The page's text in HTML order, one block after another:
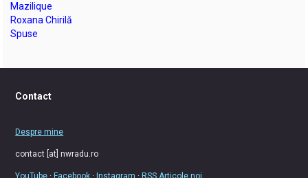
Mazilique
Roxana Chirilă
Spuse
Contact
Despre mine
contact [at] nwradu.ro
YouTube · Facebook · Instagram · RSS Articole noi